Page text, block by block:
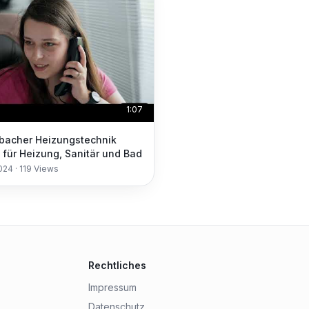
1:07
Heizungstechnik
für Heizung, Sanitär und Bad
· 119 Views
Rechtliches
Impressum
Datenschutz